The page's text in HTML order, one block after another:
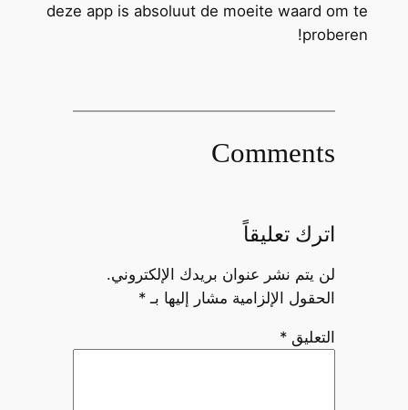
deze app is absoluut de moeite waard om te
proberen!
Comments
اترك تعليقاً
لن يتم نشر عنوان بريدك الإلكتروني.
الحقول الإلزامية مشار إليها بـ *
التعليق *